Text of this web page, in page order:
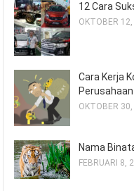
12 Cara
OKTOBER 12,
Cara Kerja
OKTOBER
Nama
FEBRUARI 8,